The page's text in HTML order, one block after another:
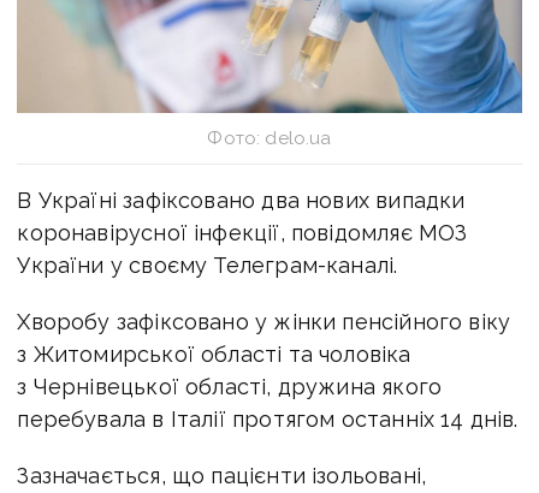
Фото: delo.ua
В Україні зафіксовано два нових випадки
коронавірусної інфекції, повідомляє МОЗ
України у своєму Телеграм-каналі.
Хворобу зафіксовано у жінки пенсійного віку
з Житомирської області та чоловіка
з Чернівецької області, дружина якого
перебувала в Італії протягом останніх 14 днів.
Зазначається, що пацієнти ізольовані,